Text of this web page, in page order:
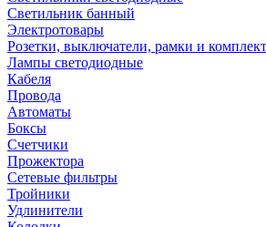
Светильник банный
Электротовары
Розетки, выключатели, рамки и
Лампы светодиодные
Кабеля
Провода
Автоматы
Боксы
Счетчики
Прожектора
Сетевые фильтры
Тройники
Удлинители